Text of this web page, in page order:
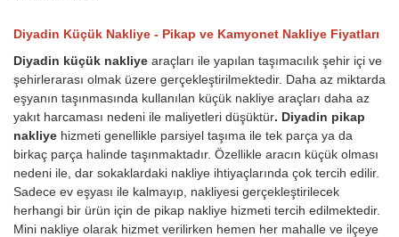
Diyadin Küçük Nakliye - Pikap ve Kamyonet Nakliye Fiyatları
Diyadin küçük nakliye araçları ile yapılan taşımacılık şehir içi ve
şehirlerarası olmak üzere gerçekleştirilmektedir. Daha az miktarda
eşyanın taşınmasında kullanılan küçük nakliye araçları daha az
yakıt harcaması nedeni ile maliyetleri düşüktür. Diyadin pikap
nakliye hizmeti genellikle parsiyel taşıma ile tek parça ya da
birkaç parça halinde taşınmaktadır. Özellikle aracın küçük olması
nedeni ile, dar sokaklardaki nakliye ihtiyaçlarında çok tercih edilir.
Sadece ev eşyası ile kalmayıp, nakliyesi gerçekleştirilecek
herhangi bir ürün için de pikap nakliye hizmeti tercih edilmektedir.
Mini nakliye olarak hizmet verilirken hemen her mahalle ve ilçeye